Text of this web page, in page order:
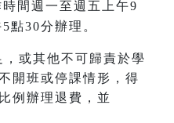
間週一至週五上午9
點30分辦理。
或其他不可歸責於學
開班或停課情形，得
例辦理退費，並